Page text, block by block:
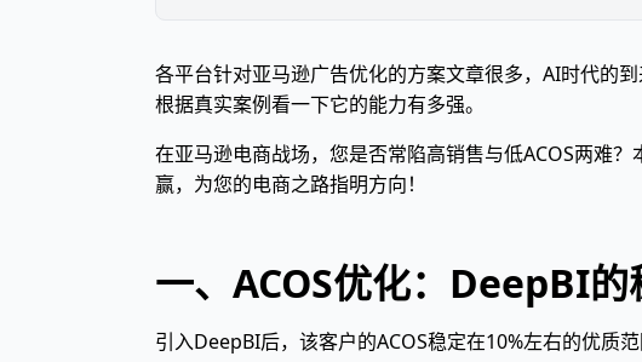
各平台针对亚马逊广告优化的方案文章很多，AI时代的
根据真实案例看一下它的能力有多强。
在亚马逊电商战场，您是否常陷高销售与低ACOS两难
赢，为您的电商之路指明方向！
一、ACOS优化：DeepBI
引入DeepBI后，该客户的ACOS稳定在10%左右的优质